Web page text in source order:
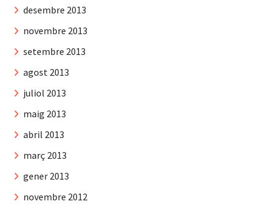
desembre 2013
novembre 2013
setembre 2013
agost 2013
juliol 2013
maig 2013
abril 2013
març 2013
gener 2013
novembre 2012